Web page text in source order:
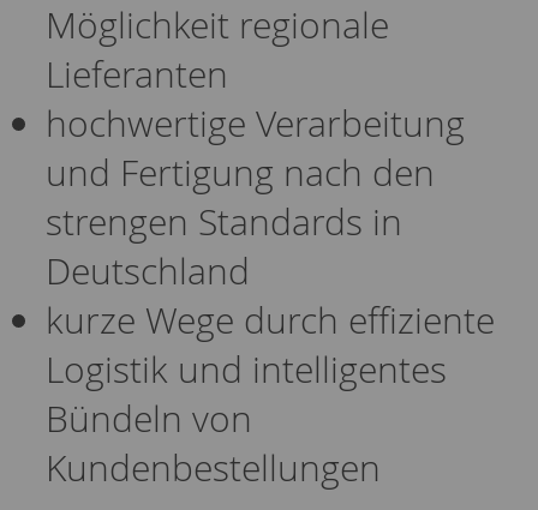
Möglichkeit regionale
Lieferanten
hochwertige Verarbeitung
und Fertigung nach den
strengen Standards in
Deutschland
kurze Wege durch effiziente
Logistik und intelligentes
Bündeln von
Kundenbestellungen